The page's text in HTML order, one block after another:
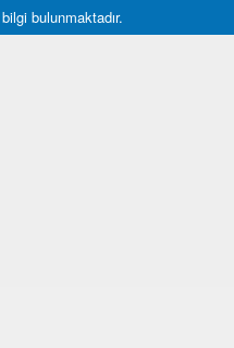
bulunmaktadır.